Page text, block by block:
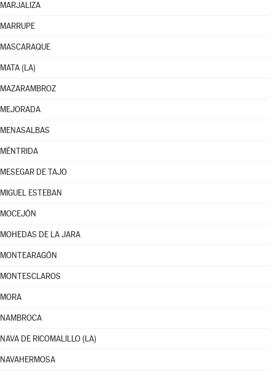
MARJALIZA
MARRUPE
MASCARAQUE
MATA (LA)
MAZARAMBROZ
MEJORADA
MENASALBAS
MÉNTRIDA
MESEGAR DE TAJO
MIGUEL ESTEBAN
MOCEJÓN
MOHEDAS DE LA JARA
MONTEARAGÓN
MONTESCLAROS
MORA
NAMBROCA
NAVA DE RICOMALILLO (LA)
NAVAHERMOSA